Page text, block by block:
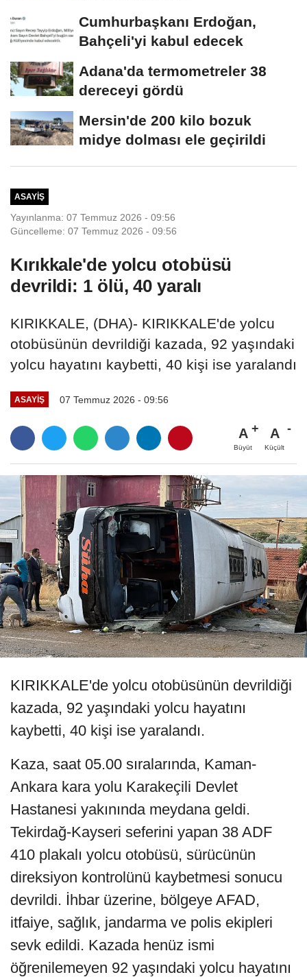
Cumhurbaşkanı Erdoğan,
Bahçeli'yi kabul edecek
Adana'da termometreler 38
dereceyi gördü
Mersin'de 200 kilo bozuk
midye dolması ele geçirildi
ASAYIŞ
Yayınlanma: 07 Temmuz 2026 - 09:56
Güncelleme: 07 Temmuz 2026 - 09:56
Kırıkkale'de yolcu otobüsü
devrildi: 1 ölü, 40 yaralı
KIRIKKALE, (DHA)- KIRIKKALE'de yolcu
otobüsünün devrildiği kazada, 92 yaşındaki
yolcu hayatını kaybetti, 40 kişi ise yaralandı
ASAYIŞ 07 Temmuz 2026 - 09:56
A
Büyüt
A
Küçült
KIRIKKALE'de yolcu otobüsünün devrildiği
kazada, 92 yaşındaki yolcu hayatını
kaybetti, 40 kişi ise yaralandı.
Kaza, saat 05.00 sıralarında, Kaman-
Ankara kara yolu Karakeçili Devlet
Hastanesi yakınında meydana geldi.
Tekirdağ-Kayseri seferini yapan 38 ADF
410 plakalı yolcu otobüsü, sürücünün
direksiyon kontrolünü kaybetmesi sonucu
devrildi. İhbar üzerine, bölgeye AFAD,
itfaiye, sağlık, jandarma ve polis ekipleri
sevk edildi. Kazada henüz ismi
öğrenilemeyen 92 yaşındaki yolcu hayatını